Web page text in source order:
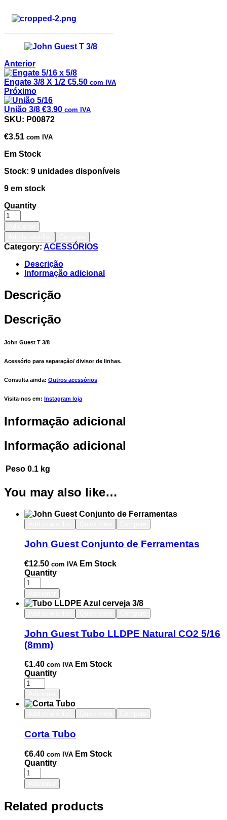
Anterior
Engate 3/8 X 1/2 €5.50 com IVA
Próximo
União 3/8 €3.90 com IVA
SKU: P00872
€3.51 com IVA
Em Stock
Stock: 9 unidades disponíveis
9 em stock
Quantity
Category: ACESSÓRIOS
Descrição
Informação adicional
Descrição
Descrição
John Guest T 3/8
Acessório para separação/ divisor de linhas.
Consulta ainda: Outros acessórios
Visita-nos em: Instagram loja
Informação adicional
Informação adicional
Peso 0.1 kg
You may also like…
John Guest Conjunto de Ferramentas
€12.50 com IVA Em Stock
Quantity
John Guest Tubo LLDPE Natural CO2 5/16
(8mm)
€1.40 com IVA Em Stock
Quantity
Corta Tubo
€6.40 com IVA Em Stock
Quantity
Related products